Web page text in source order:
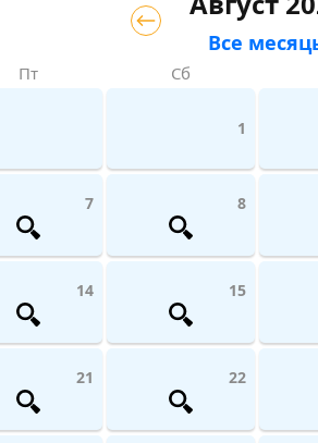
Все
Пт Сб
1
7 8
14 15
21 22